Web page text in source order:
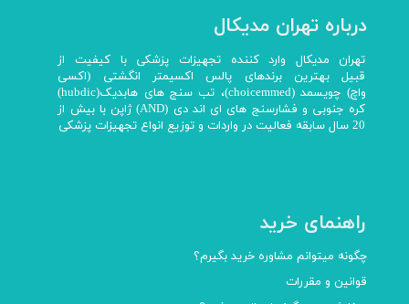
درباره تهران مدیکال
تهران مدیکال وارد کننده تجهیزات پزشکی با کیفیت از
قبیل بهترین برندهای پالس اکسیمتر انگشتی (اکسی
واچ) چویسمد (choicemmed)، تب سنج های هابدیک(hubdic)
کره جنوبی و فشارسنج های ای اند دی (AND) ژاپن با بیش از
20 سال سابقه فعالیت در واردات و توزیع انواع تجهیزات پزشکی
راهنمای خرید
چگونه میتوانم مشاوره خرید بگیرم؟
قوانین و مقررات